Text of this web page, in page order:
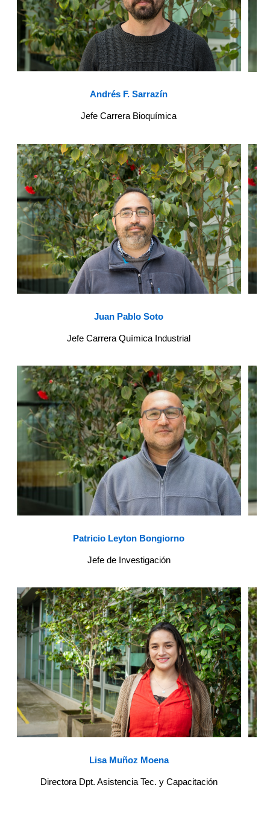
Andrés F. Sarrazín
Jefe Carrera Bioquímica
Juan Pablo Soto
Jefe Carrera Química Industrial
Patricio Leyton Bongiorno
Jefe de Investigación
Lisa Muñoz Moena
Directora Dpt. Asistencia Tec. y Capacitación